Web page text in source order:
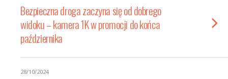
Bezpieczna droga zaczyna się od dobrego
widoku – kamera 1K w promocji do końca
października
28/10/2024